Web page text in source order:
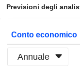
Previsioni degli
Conto economico
Annuale